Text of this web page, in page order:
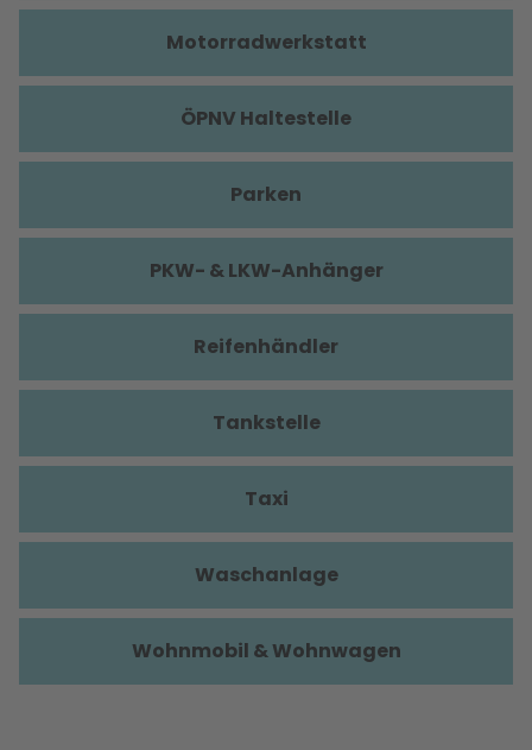
Motorradwerkstatt
ÖPNV Haltestelle
Parken
PKW- & LKW-Anhänger
Reifenhändler
Tankstelle
Taxi
Waschanlage
Wohnmobil & Wohnwagen